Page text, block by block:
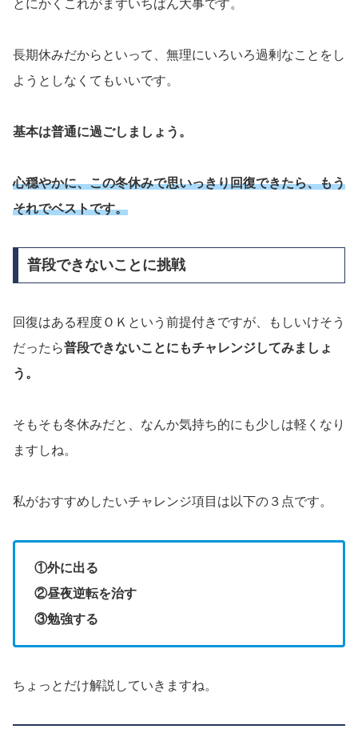
とにかくこれがまずいちばん大事です。
長期休みだからといって、無理にいろいろ過剰なことをし
ようとしなくてもいいです。
基本は普通に過ごしましょう。
心穏やかに、この冬休みで思いっきり回復できたら、もう
それでベストです。
普段できないことに挑戦
回復はある程度ＯＫという前提付きですが、もしいけそう
だったら普段できないことにもチャレンジしてみましょ
う。
そもそも冬休みだと、なんか気持ち的にも少しは軽くなり
ますしね。
私がおすすめしたいチャレンジ項目は以下の３点です。
①外に出る
②昼夜逆転を治す
③勉強する
ちょっとだけ解説していきますね。